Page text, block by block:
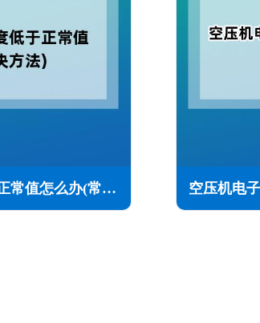
凌格风空压机排气温度低于正常值怎么办(常见原因与解决方法)